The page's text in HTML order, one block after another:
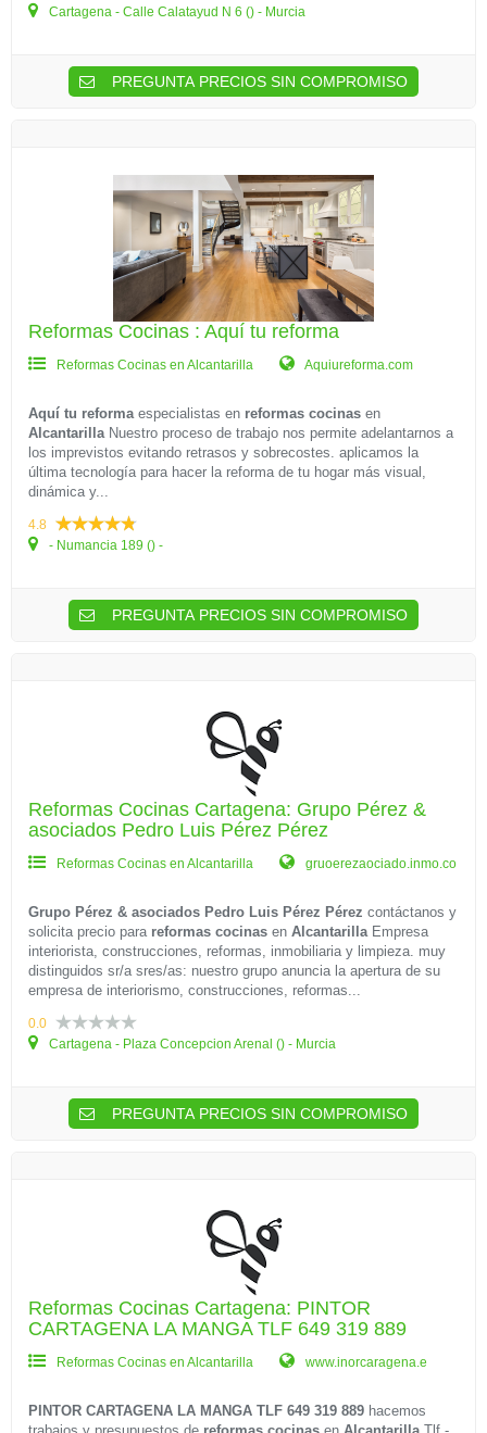
Cartagena - Calle Calatayud N 6 () - Murcia
PREGUNTA PRECIOS SIN COMPROMISO
Reformas Cocinas : Aquí tu reforma
Reformas Cocinas en Alcantarilla Aquiureforma.com
Aquí tu reformaespecialistas en reformas cocinas en
AlcantarillaNuestro proceso de trabajo nos permite adelantarnos a
los imprevistos evitando retrasos y sobrecostes. aplicamos la
última tecnología para hacer la reforma de tu hogar más visual,
dinámica y...
4.8
- Numancia 189 () -
PREGUNTA PRECIOS SIN COMPROMISO
Reformas Cocinas Cartagena: Grupo Pérez &
asociados Pedro Luis Pérez Pérez
Reformas Cocinas en Alcantarilla gruoerezaociado.inmo.co
Grupo Pérez & asociados Pedro Luis Pérez Pérez contáctanos y
solicita precio para reformas cocinas en AlcantarillaEmpresa
interiorista, construcciones, reformas, inmobiliaria y limpieza. muy
distinguidos sr/a sres/as: nuestro grupo anuncia la apertura de su
empresa de interiorismo, construcciones, reformas...
0.0
Cartagena - Plaza Concepcion Arenal () - Murcia
PREGUNTA PRECIOS SIN COMPROMISO
Reformas Cocinas Cartagena: PINTOR
CARTAGENA LA MANGA TLF 649 319 889
Reformas Cocinas en Alcantarilla www.inorcaragena.e
PINTOR CARTAGENA LA MANGA TLF 649 319 889 hacemos